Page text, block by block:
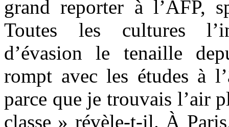
grand reporter à l’AFP,
Toutes les cultures
d’évasion le tenaille
rompt avec les études à
parce que je trouvais l’air
classe » révèle-t-il. À